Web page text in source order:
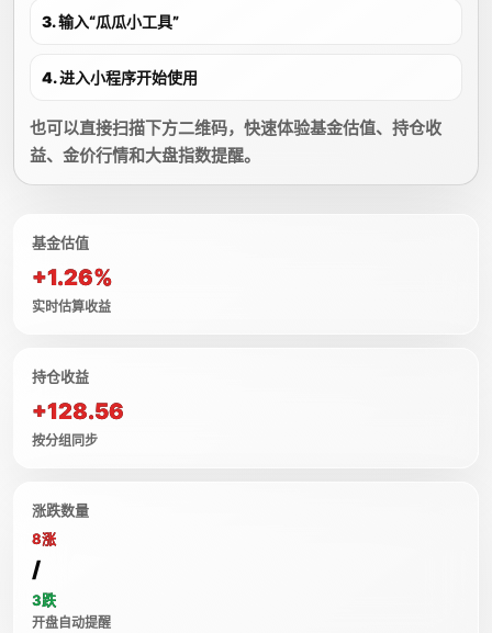
3. 输入“瓜瓜小工具”
4. 进入小程序开始使用
也可以直接扫描下方二维码，快速体验基金估值、持仓收
益、金价行情和大盘指数提醒。
基金估值
+1.26%
实时估算收益
持仓收益
+128.56
按分组同步
涨跌数量
8涨
/
3跌
开盘自动提醒